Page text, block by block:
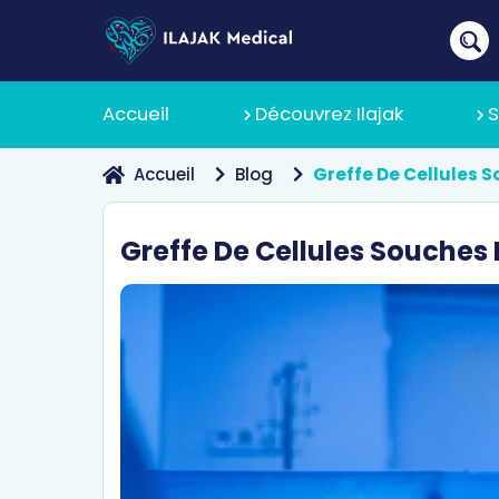
Accueil Découvrez Ilajak
À Propos
Pourquoi
Accueil Blog Greffe De Cellules
Greffe De Cellules Souches